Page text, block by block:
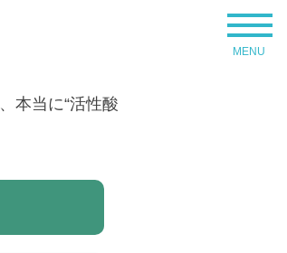
本当に“活性酸